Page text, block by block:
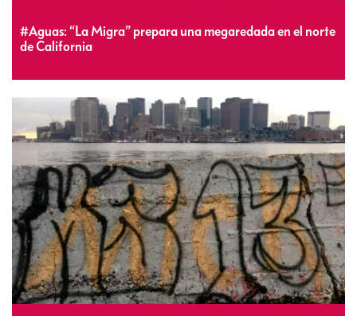
#Aguas: “La Migra” prepara una megaredada en el norte
de California